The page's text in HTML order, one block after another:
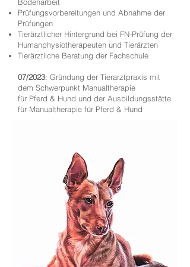
Prüfungsvorbereitungen und Abnahme der
Prüfungen
Tierärztlicher Hintergrund bei FN-Prüfung der
Humanphysiotherapeuten und Tierärzten
Tierärztliche Beratung der Fachschule
07/2023: Gründung der Tierarztpraxis mit
dem Schwerpunkt Manualtherapie
für Pferd & Hund und der Ausbildungsstätte
für Manualtherapie für Pferd & Hund